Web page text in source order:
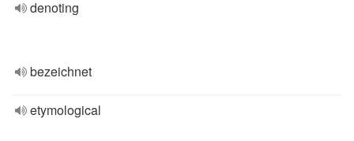
denoting
bezeichnet
etymological